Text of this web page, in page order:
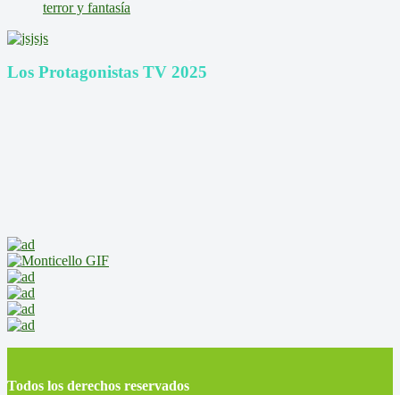
terror y fantasía
Los Protagonistas TV 2025
Todos los derechos reservados